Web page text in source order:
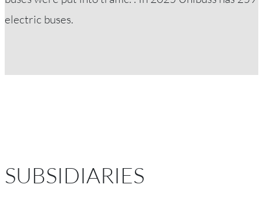
electric buses.
SUBSIDIARIES